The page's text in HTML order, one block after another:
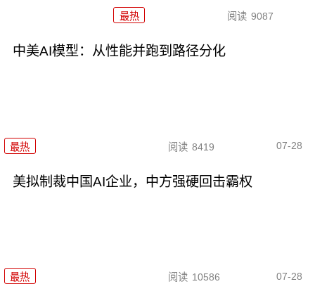
最热 阅读 9087
中美AI模型：从性能并跑到路径分化
最热 阅读 8419 07-28
美拟制裁中国AI企业，中方强硬回击霸权
最热 阅读 10586 07-28